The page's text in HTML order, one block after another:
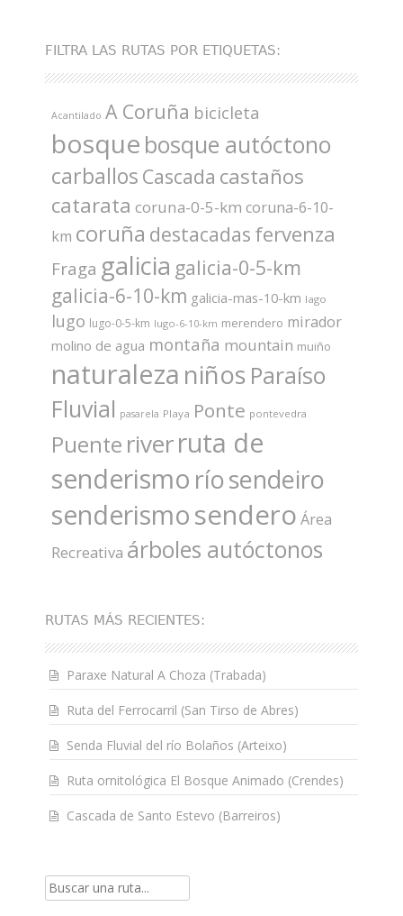
FILTRA LAS RUTAS POR ETIQUETAS:
Acantilado A Coruña bicicleta
bosque bosque autóctono
carballos Cascada castaños
catarata coruna-0-5-km coruna-6-10-
km coruña destacadas fervenza
Fraga galicia galicia-0-5-km
galicia-6-10-km galicia-mas-10-km lago
lugo lugo-0-5-km lugo-6-10-km merendero mirador
molino de agua montaña mountain muiño
naturaleza niños Paraíso
Fluvial pasarela Playa Ponte pontevedra
Puente riverruta de
senderismo ríosendeiro
senderismosendero Área
Recreativa árboles autóctonos
RUTAS MÁS RECIENTES:
Paraxe Natural A Choza (Trabada)
Ruta del Ferrocarril (San Tirso de Abres)
Senda Fluvial del río Bolaños (Arteixo)
Ruta ornitológica El Bosque Animado (Crendes)
Cascada de Santo Estevo (Barreiros)